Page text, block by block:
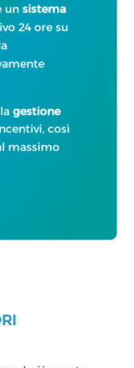
unsistema
24 ore su
gestione
così
massimo